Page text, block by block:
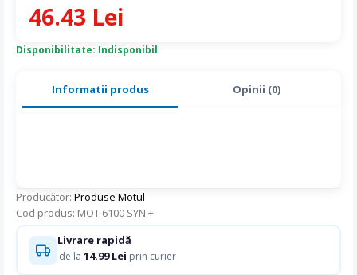
Informatii produs Opinii (0)
Producător: Produse Motul
Cod produs: MOT 6100 SYN +
Disponibilitate: Indisponibil
46.43 Lei
Livrare rapidă
de la 14.99 Lei prin curier